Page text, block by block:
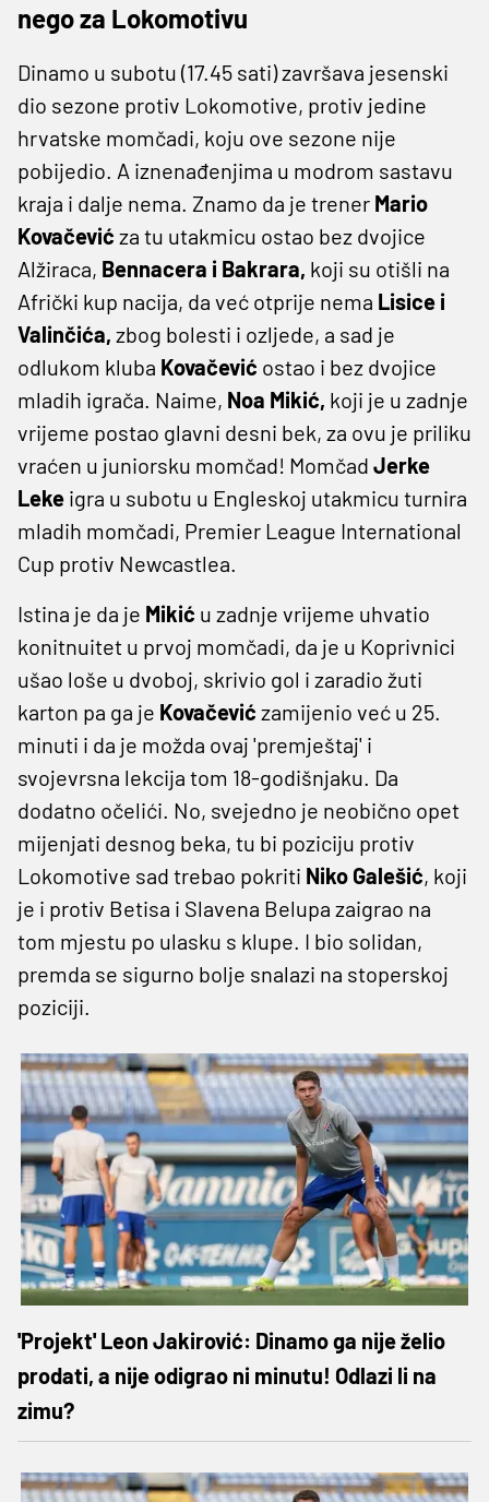
nego za Lokomotivu
Dinamo u subotu (17.45 sati) završava jesenski
dio sezone protiv Lokomotive, protiv jedine
hrvatske momčadi, koju ove sezone nije
pobijedio. A iznenađenjima u modrom sastavu
kraja i dalje nema. Znamo da je trener Mario
Kovačević za tu utakmicu ostao bez dvojice
Alžiraca, Bennacera i Bakrara, koji su otišli na
Afrički kup nacija, da već otprije nema Lisice i
Valinčića, zbog bolesti i ozljede, a sad je
odlukom kluba Kovačević ostao i bez dvojice
mladih igrača. Naime, Noa Mikić, koji je u zadnje
vrijeme postao glavni desni bek, za ovu je priliku
vraćen u juniorsku momčad! Momčad Jerke
Leke igra u subotu u Engleskoj utakmicu turnira
mladih momčadi, Premier League International
Cup protiv Newcastlea.
Istina je da je Mikić u zadnje vrijeme uhvatio
konitnuitet u prvoj momčadi, da je u Koprivnici
ušao loše u dvoboj, skrivio gol i zaradio žuti
karton pa ga je Kovačević zamijenio već u 25.
minuti i da je možda ovaj 'premještaj' i
svojevrsna lekcija tom 18-godišnjaku. Da
dodatno očelići. No, svejedno je neobično opet
mijenjati desnog beka, tu bi poziciju protiv
Lokomotive sad trebao pokriti Niko Galešić, koji
je i protiv Betisa i Slavena Belupa zaigrao na
tom mjestu po ulasku s klupe. I bio solidan,
premda se sigurno bolje snalazi na stoperskoj
poziciji.
'Projekt' Leon Jakirović: Dinamo ga nije želio
prodati, a nije odigrao ni minutu! Odlazi li na
zimu?